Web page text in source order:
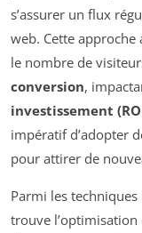
s’assurer un flux
web. Cette
le nombre de
conversion,
investissement
impératif d’adopter
pour attirer de
Parmi les
trouve l’optimisation